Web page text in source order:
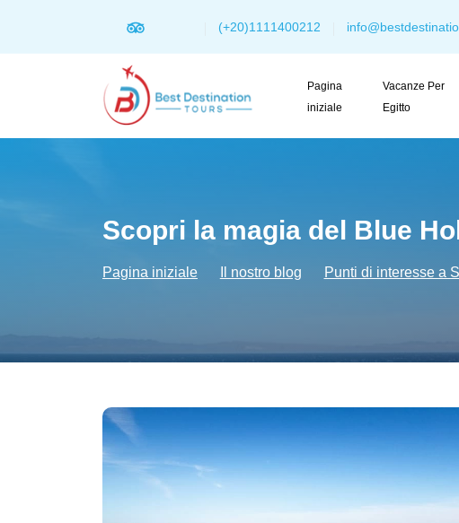
(+20)1111400212
Pagina
iniziale
Vacanze Per
Egitto
Scopri la magia del Blue
Pagina iniziale Il nostro blog Punti di interesse a